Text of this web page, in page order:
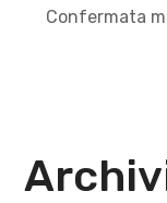
Confermata